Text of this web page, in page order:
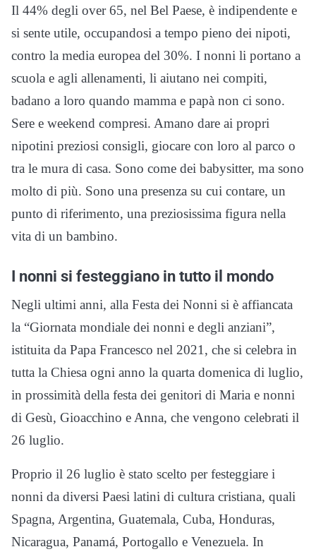
Il 44% degli over 65, nel Bel Paese, è indipendente e
si sente utile, occupandosi a tempo pieno dei nipoti,
contro la media europea del 30%. I nonni li portano a
scuola e agli allenamenti, li aiutano nei compiti,
badano a loro quando mamma e papà non ci sono.
Sere e weekend compresi. Amano dare ai propri
nipotini preziosi consigli, giocare con loro al parco o
tra le mura di casa. Sono come dei babysitter, ma sono
molto di più. Sono una presenza su cui contare, un
punto di riferimento, una preziosissima figura nella
vita di un bambino.
I nonni si festeggiano in tutto il mondo
Negli ultimi anni, alla Festa dei Nonni si è affiancata
la “Giornata mondiale dei nonni e degli anziani”,
istituita da Papa Francesco nel 2021, che si celebra in
tutta la Chiesa ogni anno la quarta domenica di luglio,
in prossimità della festa dei genitori di Maria e nonni
di Gesù, Gioacchino e Anna, che vengono celebrati il
26 luglio.
Proprio il 26 luglio è stato scelto per festeggiare i
nonni da diversi Paesi latini di cultura cristiana, quali
Spagna, Argentina, Guatemala, Cuba, Honduras,
Nicaragua, Panamá, Portogallo e Venezuela. In